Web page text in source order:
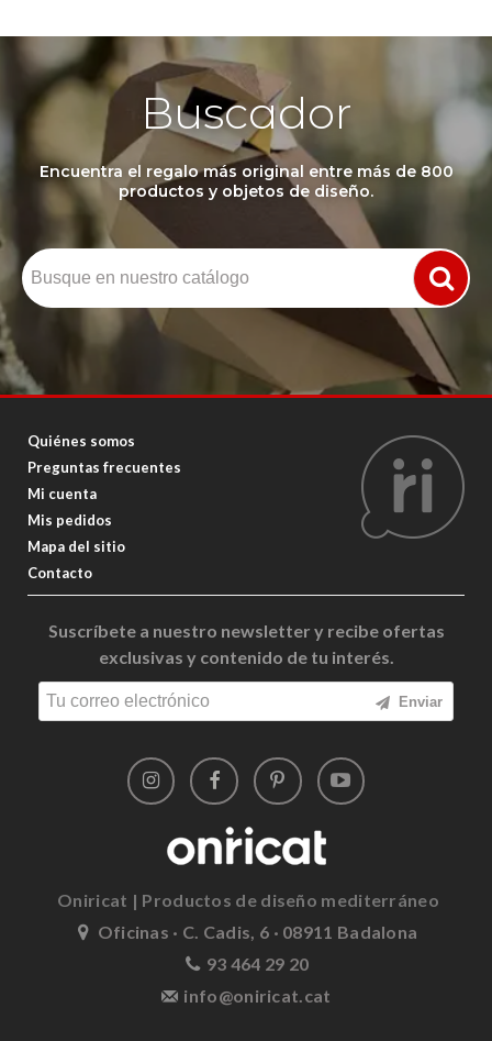
Buscador
Encuentra el regalo más original entre más de 800
productos y objetos de diseño.
Quiénes somos
Preguntas frecuentes
Mi cuenta
Mis pedidos
Mapa del sitio
Contacto
Suscríbete a nuestro newsletter y recibe ofertas
exclusivas y contenido de tu interés.
Enviar
Oniricat | Productos de diseño mediterráneo
Oficinas · C. Cadis, 6 · 08911 Badalona
93 464 29 20
info@oniricat.cat